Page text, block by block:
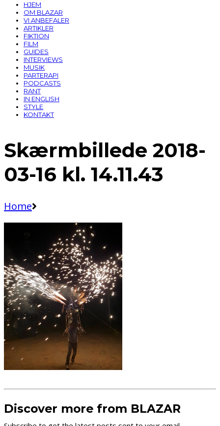
HJEM
OM BLAZAR
VI ANBEFALER
ARTIKLER
FIKTION
FILM
GUIDES
INTERVIEWS
MUSIK
PARTERAPI
PODCASTS
RANT
IN ENGLISH
STYLE
KONTAKT
Skærmbillede 2018-
03-16 kl. 14.11.43
Home
Discover more from BLAZAR